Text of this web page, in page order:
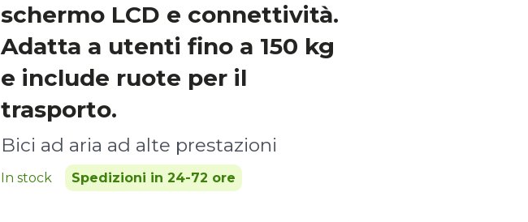
schermo LCD e connettività.
Adatta a utenti fino a 150 kg
e include ruote per il
trasporto.
Bici ad aria ad alte prestazioni
In stock Spedizioni in 24-72 ore